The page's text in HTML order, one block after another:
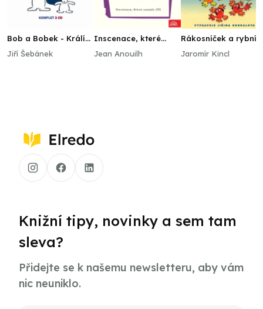
Bob a Bobek - Králíci
z klobouku / Šebánek
- Pacovský - Jiránek
Jiří Šebánek
Inscenace, které
Jean Anouilh
Rákosníček a rybník
Jaromír Kincl
Knižní tipy, novinky a sem tam
sleva?
Přidejte se k našemu newsletteru, aby vám
nic neuniklo.